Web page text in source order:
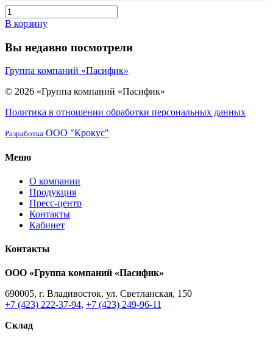
В корзину
Вы недавно посмотрели
Группа компаний «Пасифик»
© 2026 «Группа компаний «Пасифик»
Политика в отношении обработки персональных данных
Разработка ООО "Крокус"
Меню
О компании
Продукция
Пресс-центр
Контакты
Кабинет
Контакты
ООО «Группа компаний «Пасифик»
690005, г. Владивосток, ул. Светланская, 150
+7 (423) 222-37-94, +7 (423) 249-96-11
Склад